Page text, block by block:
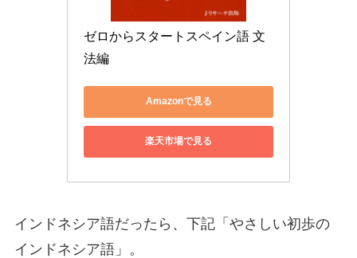
ゼロからスタートスペイン語 文
法編
Amazonで見る
楽天市場で見る
インドネシア語だったら、下記「やさしい初歩の
インドネシア語」。